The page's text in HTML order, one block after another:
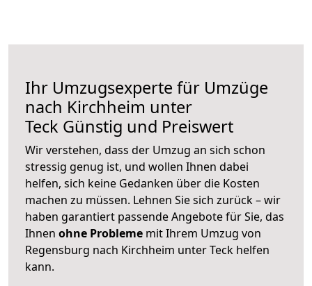
Ihr Umzugsexperte für Umzüge
nach Kirchheim unter
Teck Günstig und Preiswert
Wir verstehen, dass der Umzug an sich schon
stressig genug ist, und wollen Ihnen dabei
helfen, sich keine Gedanken über die Kosten
machen zu müssen. Lehnen Sie sich zurück – wir
haben garantiert passende Angebote für Sie, das
Ihnen ohne Probleme mit Ihrem Umzug von
Regensburg nach Kirchheim unter Teck helfen
kann.